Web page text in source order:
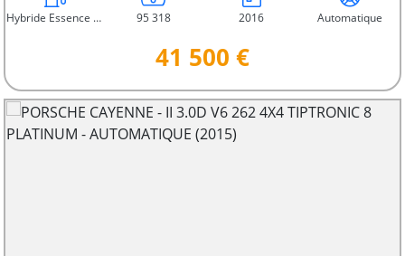
Hybride Essence Électrique 95 318 2016 Automatique
41 500 €